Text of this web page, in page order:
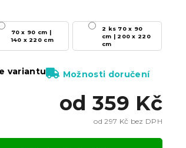
od 359 Kč
od297 Kč bez DPH
cena:
70 x 90 cm |
140 x 220 cm
2 ks 70 x 90
cm | 200 x 220
cm
variantu Možnosti doručení